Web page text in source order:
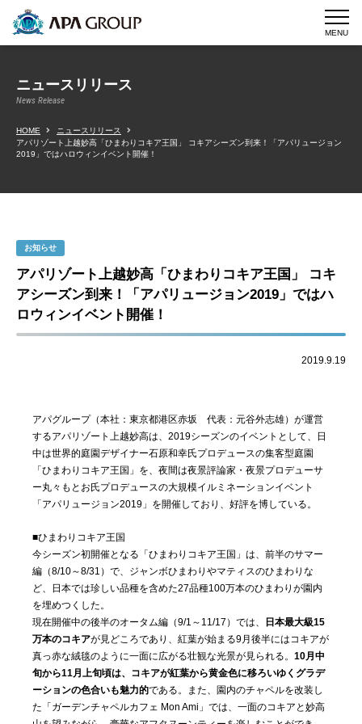
MENU
ニュースリリース
News Release
HOME
ニュースリリース
アパリゾート上越妙高「ひまわりコキア王国」 コキアシーズン到来！「アパリュージョン
2019」ではハロウィンイベント開催！
お知らせ
アパリゾート上越妙高「ひまわりコキア王国」 コキ
アシーズン到来！「アパリュージョン2019」ではハ
ロウィンイベント開催！
2019.9.19
アパグループ（本社：東京都港区赤坂 代表：元谷外志雄）が運営
するアパリゾート上越妙高は、2019シーズンのイベントとして、日
中は世界的庭園デザイナー石原和幸氏プロデュースの集客型庭園
「ひまわりコキア王国」を、夜間は夜景評論家・夜景プロデューサ
ー丸々もとお氏プロデュースの大規模イルミネーションイベント
「アパリュージョン2019」を開催しており、好評を博している。
■ひまわりコキア王国
今シーズン初開催となる「ひまわりコキア王国」は、前半のサマー
編（8/10～8/31）で、ジャンボひまわりやマティスのひまわりな
ど、日本では珍しい品種を含めた27品種100万本のひまわりが園内
を埋めつくした。
現在開催中の後半のオータム編（9/1～11/17）では、
日本最大級15
万本のコキアが見どころであり、紅葉が始まる9月後半にはコキアが
真っ赤な絨毯のように一面に広がる壮観な光景が見られる。 10月中
旬から11月上旬頃は、コキアが紅葉から黄金色に移ろいゆくグラデ
ーションの色合いも魅力的である。また、園内のチャペルを改装し
た「ガーデンチャペルカフェ Mon Ami」では、一面のコキアと妙高